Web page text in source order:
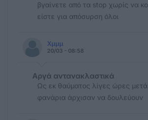
βγαίνετε από τα stop χωρίς να
είστε για απόσυρση όλοι
Χμμμ
20/03 - 08:58
Αργά αντανακλαστικά
Ως εκ θαύματος λίγες ώρες
φανάρια άρχισαν να δουλεύουν